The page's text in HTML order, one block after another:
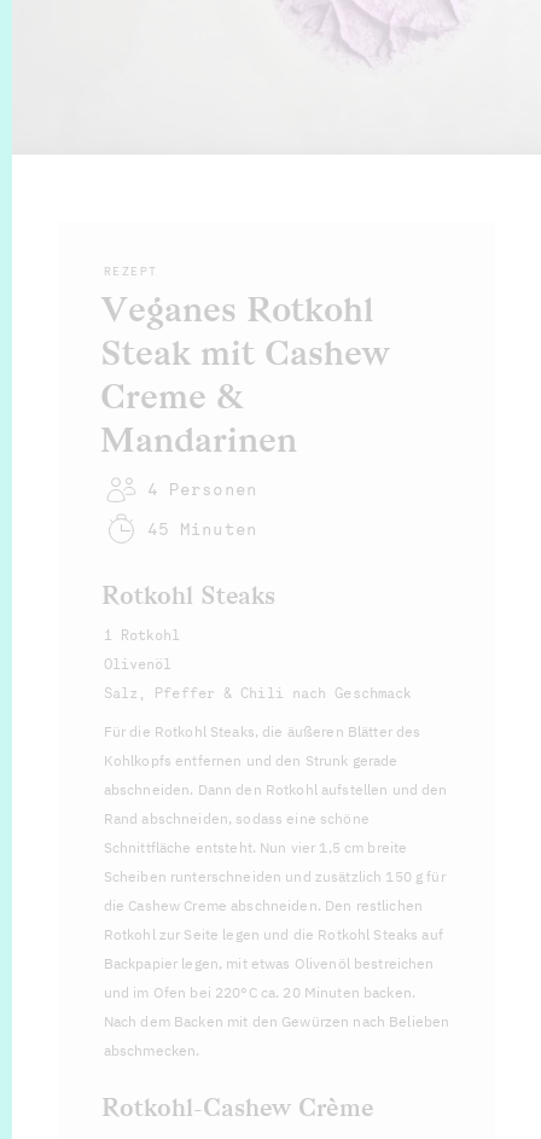
REZEPT
Veganes Rotkohl
Steak mit Cashew
Creme &
Mandarinen
4
Personen
45 Minuten
Rotkohl Steaks
1 Rotkohl
Olivenöl
Salz, Pfeffer & Chili nach Geschmack
Für die Rotkohl Steaks, die äußeren Blätter des
Kohlkopfs entfernen und den Strunk gerade
abschneiden. Dann den Rotkohl aufstellen und den
Rand abschneiden, sodass eine schöne
Schnittfläche entsteht. Nun vier 1,5 cm breite
Scheiben runterschneiden und zusätzlich 150 g für
die Cashew Creme abschneiden. Den restlichen
Rotkohl zur Seite legen und die Rotkohl Steaks auf
Backpapier legen, mit etwas Olivenöl bestreichen
und im Ofen bei 220°C ca. 20 Minuten backen.
Nach dem Backen mit den Gewürzen nach Belieben
abschmecken.
Rotkohl-Cashew Crème